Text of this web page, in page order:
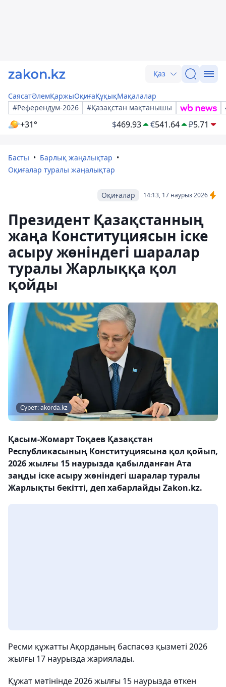
Қаз
СаясатӘлемҚаржыОқиғаҚұқықМақалалар
#Референдум-2026
#Қазақстан мақтанышы
+31° $469.93 €541.64 ₽5.71
Басты
Барлық жаңалықтар
Оқиғалар туралы жаңалықтар
14:13, 17 наурыз 2026
Оқиғалар
Президент Қазақстанның
жаңа Конституциясын іске
асыру жөніндегі шаралар
туралы Жарлыққа қол
қойды
Сурет: akorda.kz
Қасым-Жомарт Тоқаев Қазақстан
Республикасының Конституциясына қол қойып,
2026 жылғы 15 наурызда қабылданған Ата
заңды іске асыру жөніндегі шаралар туралы
Жарлықты бекітті, деп хабарлайды Zakon.kz.
Ресми құжатты Ақорданың баспасөз қызметі 2026
жылғы 17 наурызда жариялады.
Құжат мәтінінде 2026 жылғы 15 наурызда өткен